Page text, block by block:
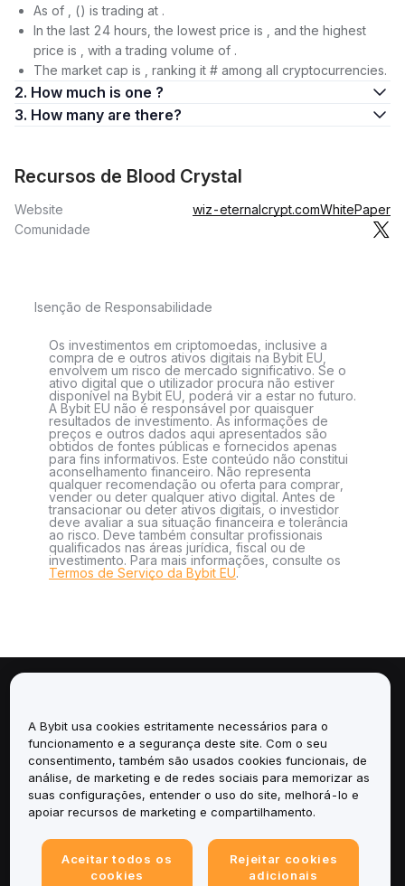
As of , () is trading at .
In the last 24 hours, the lowest price is , and the highest
price is , with a trading volume of .
The market cap is , ranking it # among all cryptocurrencies.
2. How much is one ?
3. How many are there?
Recursos de Blood Crystal
Website wiz-eternalcrypt.comWhitePaper
Comunidade
Isenção de Responsabilidade
Os investimentos em criptomoedas, inclusive a
compra de e outros ativos digitais na Bybit EU,
envolvem um risco de mercado significativo. Se o
ativo digital que o utilizador procura não estiver
disponível na Bybit EU, poderá vir a estar no futuro.
A Bybit EU não é responsável por quaisquer
resultados de investimento. As informações de
preços e outros dados aqui apresentados são
obtidos de fontes públicas e fornecidos apenas
para fins informativos. Este conteúdo não constitui
aconselhamento financeiro. Não representa
qualquer recomendação ou oferta para comprar,
vender ou deter qualquer ativo digital. Antes de
transacionar ou deter ativos digitais, o investidor
deve avaliar a sua situação financeira e tolerância
ao risco. Deve também consultar profissionais
qualificados nas áreas jurídica, fiscal ou de
investimento. Para mais informações, consulte os
Termos de Serviço da Bybit EU.
Serviços
Suporte
A Bybit usa cookies estritamente necessários para o
funcionamento e a segurança deste site. Com o seu
consentimento, também são usados cookies funcionais, de
análise, de marketing e de redes sociais para memorizar as
suas configurações, entender o uso do site, melhorá-lo e
apoiar recursos de marketing e compartilhamento.
Aceitar todos os
cookies
Rejeitar cookies
adicionais